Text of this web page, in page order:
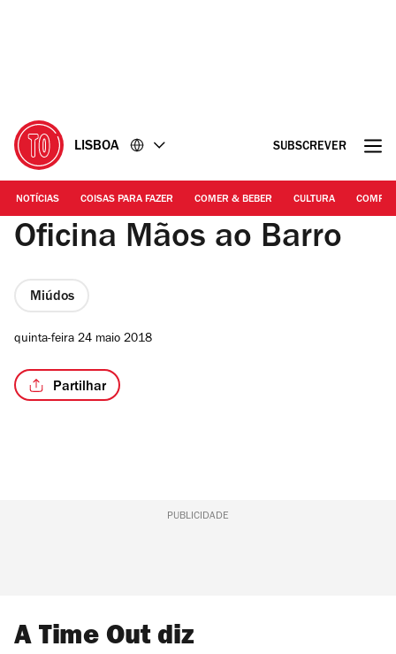
LISBOA SUBSCREVER
NOTÍCIAS COISAS PARA FAZER COMER & BEBER CULTURA
Oficina Mãos ao Barro
Miúdos
quinta-feira 24 maio 2018
Partilhar
PUBLICIDADE
A Time Out diz